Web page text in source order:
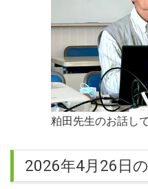
4/23に開催される「まちな
演」は ”Ustream”でもご覧
ィカルカフェ」で検索してく
2017.03.07
4月23日のカフェは4周年記
イバーで読売新聞記者の本
2017.01.19
１月のまちなかメディカル
粕田先生のお話し
2026年4月26日の